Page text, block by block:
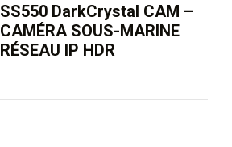
SS550 DarkCrystal CAM –
CAMÉRA SOUS-MARINE
RÉSEAU IP HDR